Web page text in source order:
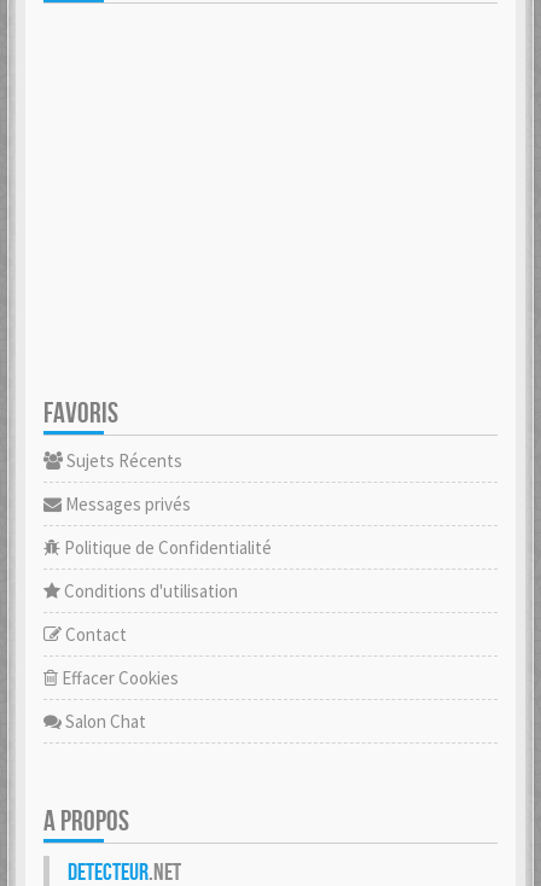
FAVORIS
Sujets Récents
Messages privés
Politique de Confidentialité
Conditions d'utilisation
Contact
Effacer Cookies
Salon Chat
A PROPOS
Detecteur.net